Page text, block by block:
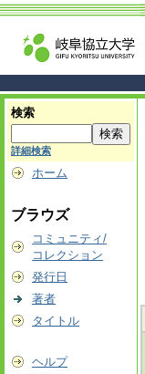
検索
詳細検索
ホーム
ブラウズ
コミュニティ/
コレクション
発行日
著者
タイトル
ヘルプ